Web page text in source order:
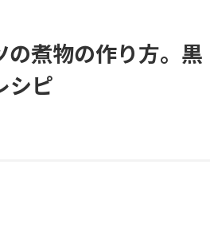
の煮物の作り方。黒
シピ